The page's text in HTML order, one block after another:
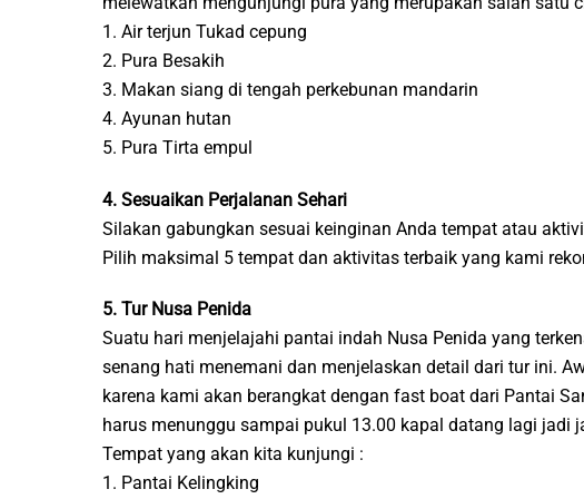
1. Air terjun Tukad cepung
2. Pura Besakih
3. Makan siang di tengah perkebunan mandarin
4. Ayunan hutan
5. Pura Tirta empul
4. Sesuaikan Perjalanan Sehari
Silakan gabungkan sesuai keinginan Anda tempat atau
Pilih maksimal 5 tempat dan aktivitas terbaik yang kami
5. Tur Nusa Penida
Suatu hari menjelajahi pantai indah Nusa Penida yang
senang hati menemani dan menjelaskan detail dari tur ini.
karena kami akan berangkat dengan fast boat dari Pantai
harus menunggu sampai pukul 13.00 kapal datang lagi jadi
Tempat yang akan kita kunjungi :
1. Pantai Kelingking